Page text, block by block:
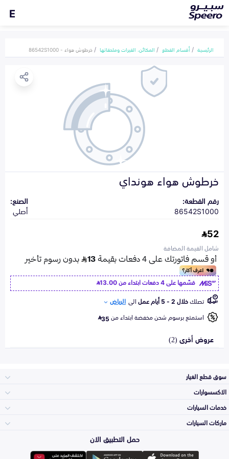
E
الرئيسية أقسام القطع المكائن، القيرات وملحقاتها خرطوش هواء - 86542S1000
خرطوش هواء هونداي
رقم القطعة:
86542S1000
الصنع:
أصلي
52
شامل القيمة المضافة
قسّمها على 4 دفعات ابتداء من
13.00
تصلكخلال 2 - 5 أيام عمل الى الرياض
استمتع برسوم شحن مخفضة ابتداء من35
عروض أخرى (2)
سوق قطع الغيار
المكائن، القيرات
وملحقاتها
الاكسسوارات
خدمات السيارات
الأكثر مبيعاً
ماركات السيارات
تويوتا
حمل التطبيق الان